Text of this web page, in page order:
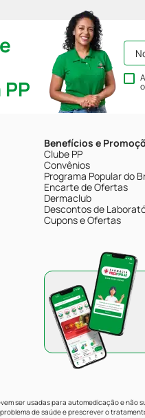
Benefícios e
Clube PP
Convênios
Programa Popular do
Encarte de Ofertas
Dermaclub
Descontos de
Cupons e Ofertas
ser usadas para automedicação e
de saúde e prescrever o